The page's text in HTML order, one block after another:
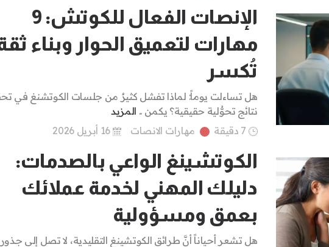
الإنصات الفعال للكوتش: 9
مهارات لتعميق الحوار وبناء
تُكسر
هل تساءلت يوماً: لماذا تفشل كثيرٌ من جلسات الكوتشنغ في
نتائج تحوُّلية حقيقية؟ يكمن .. المزيد
7 دقيقة
مهارات الانصات
الكوتشينغ الواعي بالصدمات:
دليلك المهني لخدمة عملائك
بعمق ومسؤولية
هل تشعر أحياناً أنَّ طرائق الكوتشينغ التقليدية، لا تصل إلى جذور